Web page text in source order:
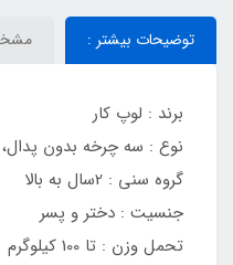
توضیحات بیشتر :
برند : لوپ کار
نوع : سه چرخه بدون
گروه سنی : 2سال به بالا
جنسیت : دختر و پسر
تحمل وزن : تا 100 کیلوگرم